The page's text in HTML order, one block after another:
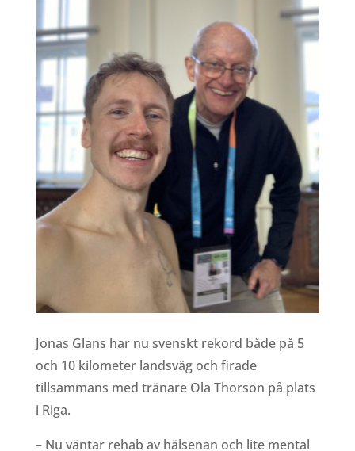
Jonas Glans har nu svenskt rekord både på 5
och 10 kilometer landsväg och firade
tillsammans med tränare Ola Thorson på plats
i Riga.
– Nu väntar rehab av hälsenan och lite mental